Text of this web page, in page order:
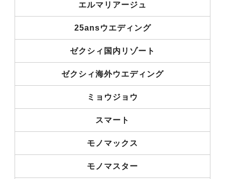
エルマリアージュ
25ansウエディング
ゼクシィ国内リゾート
ゼクシィ海外ウエディング
ミョウジョウ
スマート
モノマックス
モノマスター